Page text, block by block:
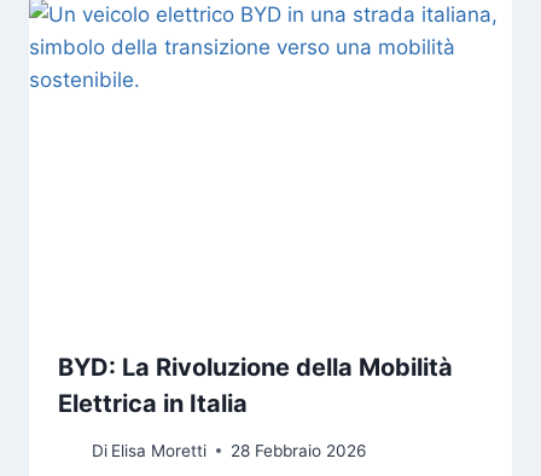
BYD: La Rivoluzione della Mobilità
Elettrica in Italia
Di Elisa Moretti 28 Febbraio 2026